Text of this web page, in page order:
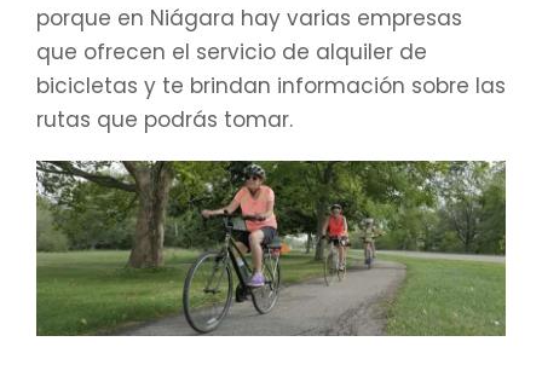
porque en Niágara hay varias empresas
que ofrecen el servicio de alquiler de
bicicletas y te brindan información sobre las
rutas que podrás tomar.